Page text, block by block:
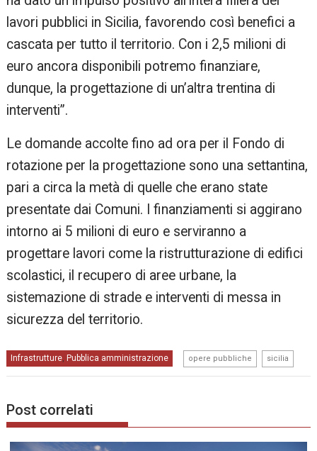
lavori pubblici in Sicilia, favorendo così benefici a
cascata per tutto il territorio. Con i 2,5 milioni di
euro ancora disponibili potremo finanziare,
dunque, la progettazione di un’altra trentina di
interventi”.
Le domande accolte fino ad ora per il Fondo di
rotazione per la progettazione sono una settantina,
pari a circa la metà di quelle che erano state
presentate dai Comuni. I finanziamenti si aggirano
intorno ai 5 milioni di euro e serviranno a
progettare lavori come la ristrutturazione di edifici
scolastici, il recupero di aree urbane, la
sistemazione di strade e interventi di messa in
sicurezza del territorio.
Infrastrutture, Pubblica amministrazione opere pubbliche sicilia
Post correlati